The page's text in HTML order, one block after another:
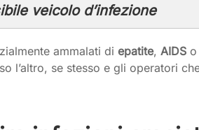
veicolo d’infezione
ammalati di epatite, AIDS o
l’altro, se stesso e gli operatori